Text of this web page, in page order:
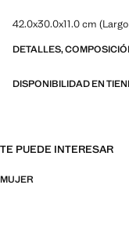
42.0x30.0x11.0 cm
DETALLES,
DISPONIBILIDAD EN
TE PUEDE INTERESAR
MUJER